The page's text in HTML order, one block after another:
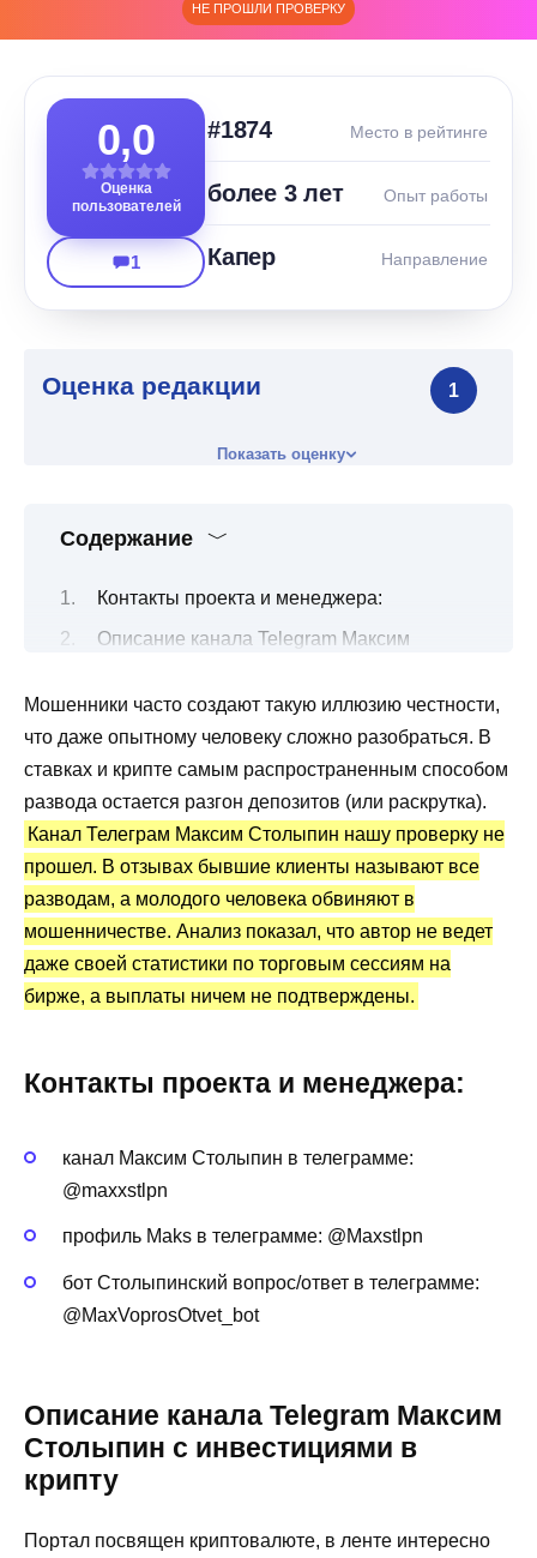
НЕ ПРОШЛИ ПРОВЕРКУ
0,0
Оценка
пользователей
1
#1874 Место в рейтинге
более 3 лет Опыт работы
Капер Направление
Оценка редакции 1
Показать оценку
Содержание
Контакты проекта и менеджера:
Описание канала Telegram Максим
Инвестиции в криптовалюту
Канал Telegram Максим Столыпин:
статистика и отзывы
Преимущества и недостатки
Мошенники часто создают такую иллюзию честности,
что даже опытному человеку сложно разобраться. В
ставках и крипте самым распространенным способом
развода остается разгон депозитов (или раскрутка).
Канал Телеграм Максим Столыпин нашу проверку не
прошел. В отзывах бывшие клиенты называют все
разводам, а молодого человека обвиняют в
мошенничестве. Анализ показал, что автор не ведет
даже своей статистики по торговым сессиям на
бирже, а выплаты ничем не подтверждены.
Контакты проекта и менеджера:
канал Максим Столыпин в телеграмме:
@maxxstlpn
профиль Maks в телеграмме: @Maxstlpn
бот Столыпинский вопрос/ответ в телеграмме:
@MaxVoprosOtvet_bot
Описание канала Telegram Максим
Столыпин с инвестициями в
крипту
Портал посвящен криптовалюте, в ленте интересно